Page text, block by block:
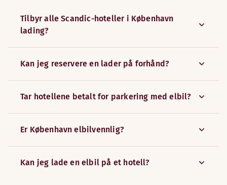
Tilbyr alle Scandic-hoteller i København
lading?
Kan jeg reservere en lader på forhånd?
Tar hotellene betalt for parkering med elbil?
Er København elbilvennlig?
Kan jeg lade en elbil på et hotell?